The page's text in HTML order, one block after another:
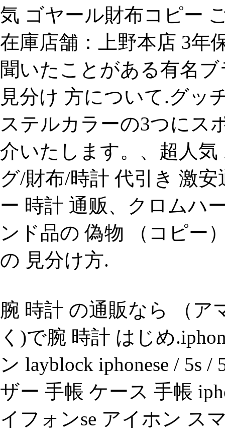
気 ゴヤール財布コピー
在庫店舗：上野本店 3年
聞いたことがある有名
見分け 方について.グッ
ステルカラーの3つにス
介いたします。、超人
グ/財布/時計 代引き 激
ー 時計 通贩、クロムハ
ンド品の 偽物 （コピー
の 見分け方.
腕 時計 の通販なら （ア
く)で腕 時計 はじめ
ン layblock iphonese / 5s
ザー 手帳 ケース 手帳
イフォンse アイホン ス